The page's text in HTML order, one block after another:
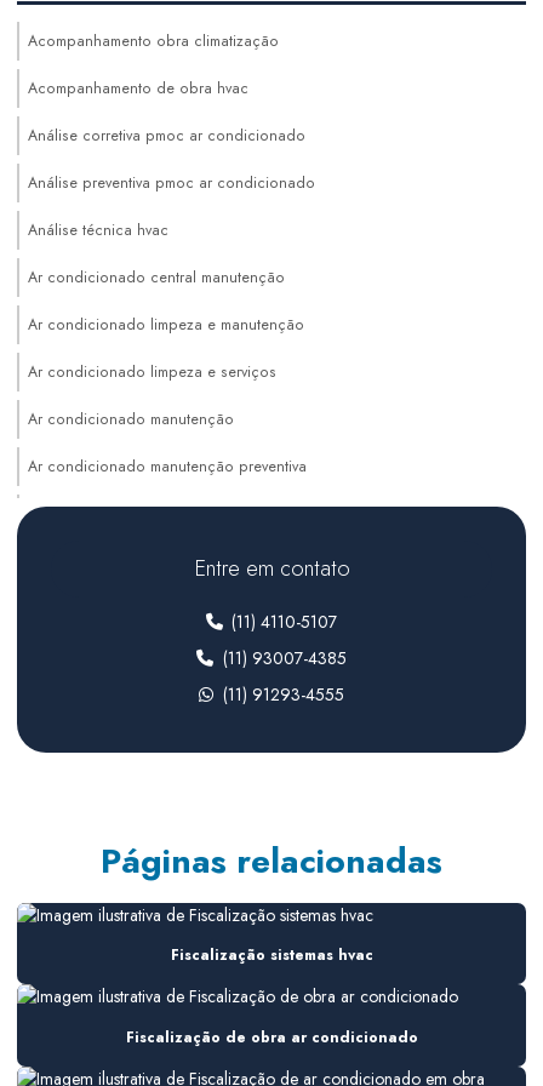
Acompanhamento obra climatização
Acompanhamento de obra hvac
Análise corretiva pmoc ar condicionado
Análise preventiva pmoc ar condicionado
Análise técnica hvac
Ar condicionado central manutenção
Ar condicionado limpeza e manutenção
Ar condicionado limpeza e serviços
Ar condicionado manutenção
Ar condicionado manutenção preventiva
Auditoria de sistemas hvac
Climatização de ambientes comerciais
Climatização de ambientes industriais
Climatização para farmacêutica
Climatização para indústria
Climatização para laboratórios farmacêuticos
Consultoria em ar condicionado
Consultoria em climatização
Consultoria em climatização industrial
Consultoria hvac
Entre em contato
(11) 4110-5107
(11) 93007-4385
(11) 91293-4555
Páginas relacionadas
Fiscalização sistemas hvac
Fiscalização de obra ar condicionado